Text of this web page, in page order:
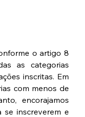
o artigo 8
as categorias
inscritas. Em
com menos de
encorajamos
se inscreverem e